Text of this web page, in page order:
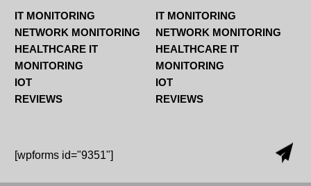
IT MONITORING
NETWORK MONITORING
HEALTHCARE IT
MONITORING
IOT
REVIEWS
IT MONITORING
NETWORK MONITORING
HEALTHCARE IT
MONITORING
IOT
REVIEWS
[wpforms id="9351"]